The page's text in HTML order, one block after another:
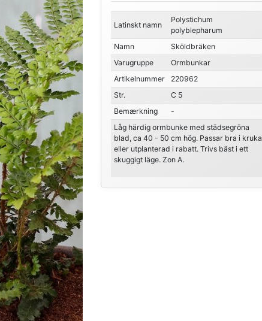
Latinskt namn
Polystichum
polyblepharum
Namn
Sköldbräken
Varugruppe
Ormbunkar
Artikelnummer
220962
Str.
C 5
Bemærkning
-
Låg härdig ormbunke med städsegröna
blad, ca 40 - 50 cm hög. Passar bra i kruka
eller utplanterad i rabatt. Trivs bäst i ett
skuggigt läge. Zon A.